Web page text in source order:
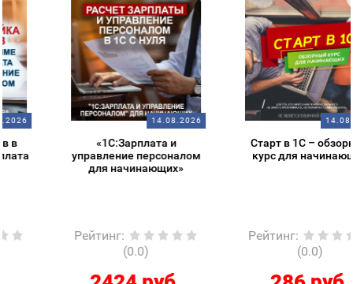
14.08.2026
«1С:Зарплата и
управление персоналом
для начинающих»
:
14.08.2026
Старт в 1С – обзорный
курс для начинающих
: